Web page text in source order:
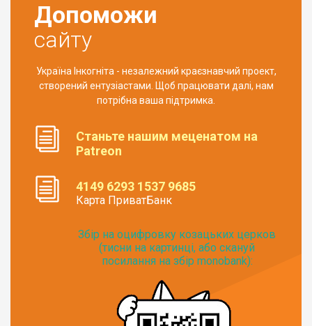
Допоможи
сайту
Україна Інкогніта - незалежний краєзнавчий проект,
створений ентузіастами. Щоб працювати далі, нам
потрібна ваша підтримка.
Станьте нашим меценатом на
Patreon
4149 6293 1537 9685
Карта ПриватБанк
Збір на оцифровку козацьких церков
(тисни на картинці, або скануй
посилання на збір monobank):